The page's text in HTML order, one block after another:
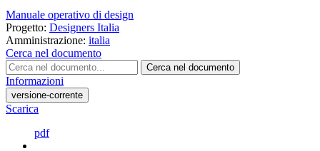
Manuale operativo di design
Progetto: Designers Italia
Amministrazione: italia
Cerca nel documento
Cerca nel documento
Informazioni
versione-corrente
Scarica
pdf